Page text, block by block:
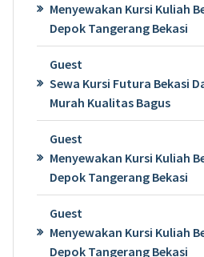
Menyewakan Kursi Kuliah
Depok Tangerang Bekasi
Guest
Sewa Kursi Futura Bekasi
Murah Kualitas Bagus
Guest
Menyewakan Kursi Kuliah
Depok Tangerang Bekasi
Guest
Menyewakan Kursi Kuliah
Depok Tangerang Bekasi